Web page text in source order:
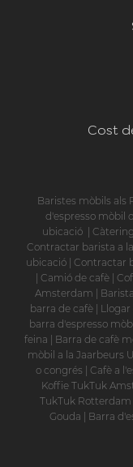
Cost
Baristes mòbils als
d'espresso mòbil
ubicació |
Contractar barista a
ubicació| Contractar
| Camió de cafè |
Amsterdam |
barra de cafè|
barra d'espresso
feina | Barra de cafè
mòbil a la Jaarbeurs
o congrés | Cafè a
Koffie TukTuk
TukTuk Rotterdam
Gouda | Barra